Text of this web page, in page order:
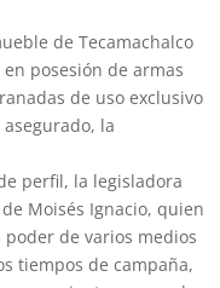
de Tecamachalco
posesión de armas
de uso exclusivo
la
perfil, la legisladora
Moisés Ignacio, quien
de varios medios
tiempos de campaña,